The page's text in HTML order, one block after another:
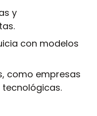
y
con modelos
como empresas